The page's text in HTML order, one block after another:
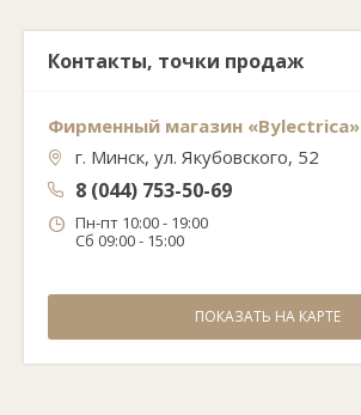
Контакты, точки продаж
Фирменный магазин «Bylectrica»
г. Минск, ул. Якубовского, 52
8 (044) 753-50-69
Пн-пт 10:00 - 19:00
Сб 09:00 - 15:00
ПОКАЗАТЬ НА КАРТЕ